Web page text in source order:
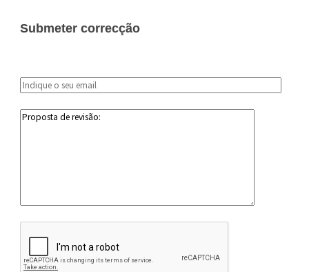
Submeter correcção